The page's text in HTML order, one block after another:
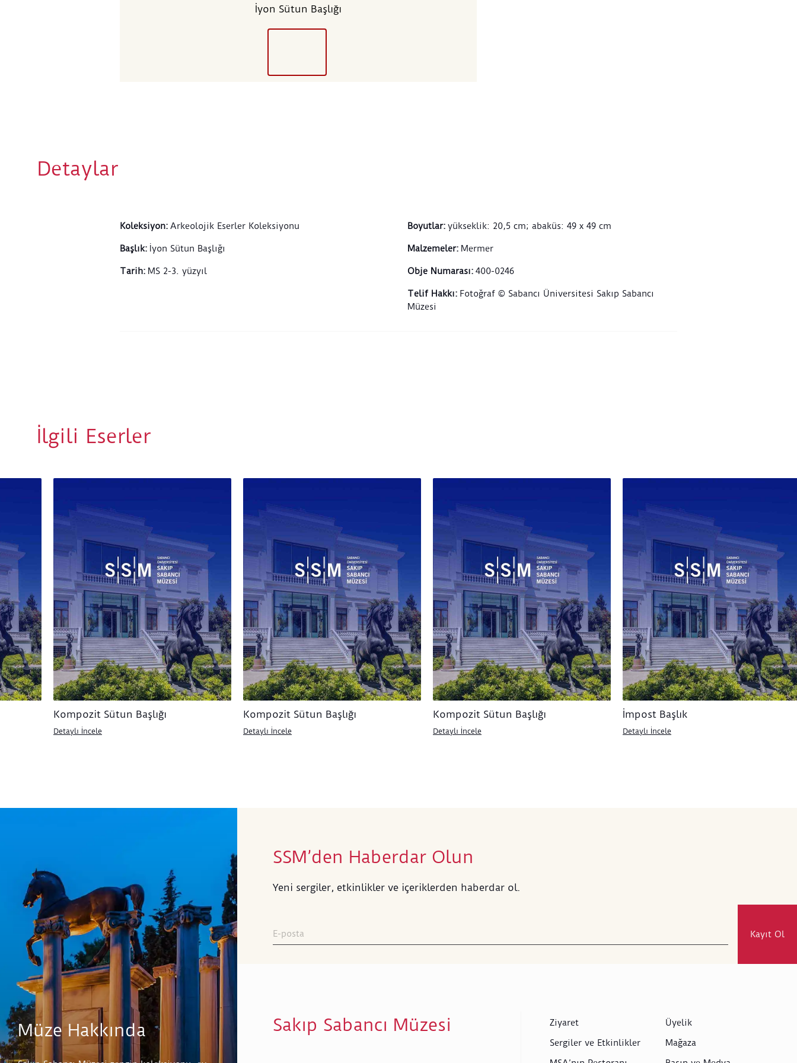
İyon Sütun Başlığı
Detaylar
Koleksiyon: Arkeolojik Eserler Koleksiyonu
Başlık: İyon Sütun Başlığı
Tarih: MS 2-3. yüzyıl
Boyutlar: yükseklik: 20,5 cm; abaküs: 49 x 49 cm
Malzemeler: Mermer
Obje Numarası: 400-0246
Telif Hakkı: Fotoğraf © Sabancı Üniversitesi Sakıp Sabancı
Müzesi
İlgili Eserler
Kompozit Sütun Başlığı
Detaylı İncele
Kompozit Sütun Başlığı
Detaylı İncele
Kompozit Sütun Başlığı
Detaylı İncele
İmpost Başlık
Detaylı İncele
Müze Hakkında
SSM’den Haberdar Olun
Yeni sergiler, etkinlikler ve içeriklerden haberdar ol.
Kayıt Ol
Sakıp Sabancı Müzesi
Ziyaret
Sergiler ve Etkinlikler
Üyelik
Mağaza